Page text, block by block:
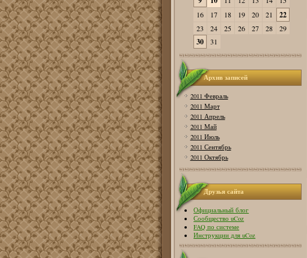
16
17 18 19 20 21 22
23 24 25 26 27 28 29
30 31
Архив записей
2011 Февраль
2011 Март
2011 Апрель
2011 Май
2011 Июль
2011 Сентябрь
2011 Октябрь
Друзья сайта
Официальный блог
Сообщество uCoz
FAQ по системе
Инструкции для uCoz